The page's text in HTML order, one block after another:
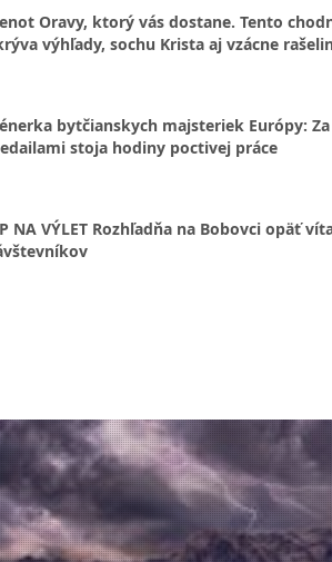
Oravy, ktorý vás dostane. Tento
výhľady, sochu Krista aj vzácne
bytčianskych majsteriek Európy: Za
stoja hodiny poctivej práce
NA VÝLET Rozhľadňa na Bobovci opäť